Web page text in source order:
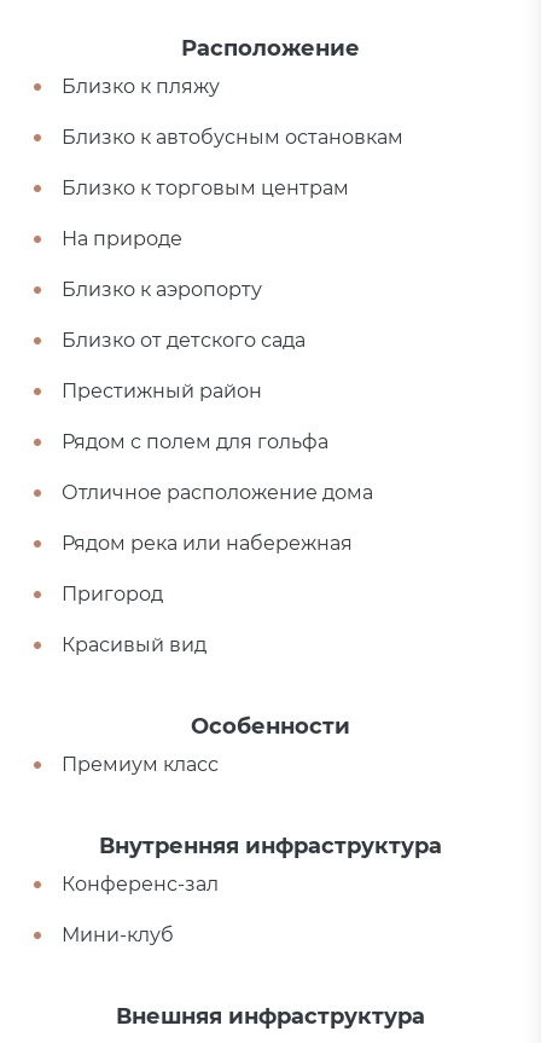
Расположение
Близко к пляжу
Близко к автобусным остановкам
Близко к торговым центрам
На природе
Близко к аэропорту
Близко от детского сада
Престижный район
Рядом с полем для гольфа
Отличное расположение дома
Рядом река или набережная
Пригород
Красивый вид
Особенности
Премиум класс
Внутренняя инфраструктура
Конференс-зал
Мини-клуб
Внешняя инфраструктура